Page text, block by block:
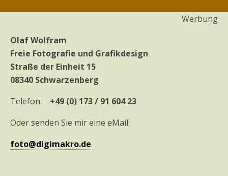
Werbung
Olaf Wolfram
Freie Fotografie und Grafikdesign
Straße der Einheit 15
08340 Schwarzenberg
Telefon: +49 (0) 173 / 91 604 23
Oder senden Sie mir eine eMail:
foto@digimakro.de